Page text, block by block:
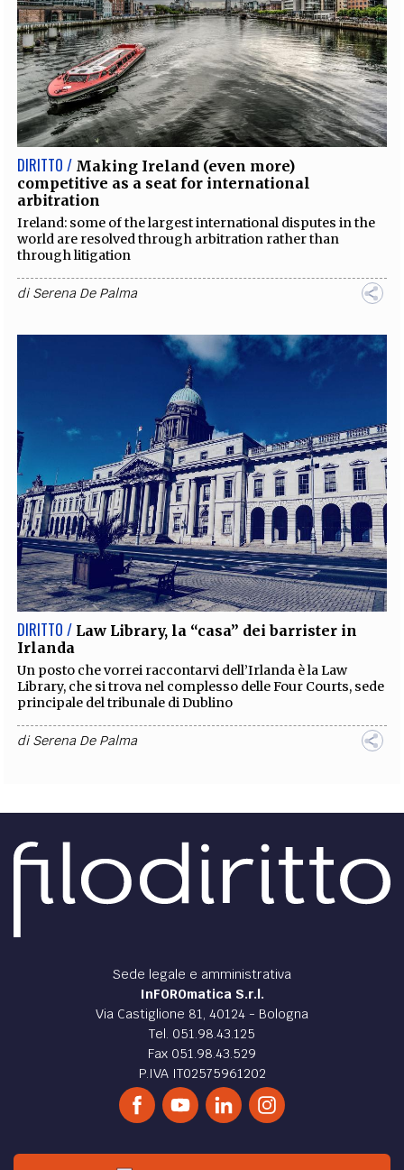
DIRITTO / Making Ireland (even more)
competitive as a seat for international
arbitration
Ireland: some of the largest international disputes in the
world are resolved through arbitration rather than
through litigation
diSerena De Palma
DIRITTO / Law Library, la “casa” dei barrister in
Irlanda
Un posto che vorrei raccontarvi dell’Irlanda è la Law
Library, che si trova nel complesso delle Four Courts, sede
principale del tribunale di Dublino
diSerena De Palma
Irlanda
Nel 2021 l’Irlanda si è ritrovata ad affrontare, per usare un
termine inglese, un doppio challenge, nel medesimo arco
temporale: la pandemia e Brexit.
James Joyce, lo scrittore che sapeva
scrivere senza vedere
Un aneddoto su James Joyce e sul suo "Ulisse", il romanzo
famoso per lo scarso uso della punteggiatura. Perchè usò
così pochi punti e virgole?
Irlanda